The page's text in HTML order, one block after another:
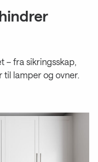
– fra sikringsskap,
til lamper og ovner.